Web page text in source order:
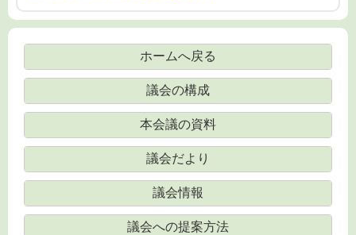
ホームへ戻る
議会の構成
本会議の資料
議会だより
議会情報
議会への提案方法